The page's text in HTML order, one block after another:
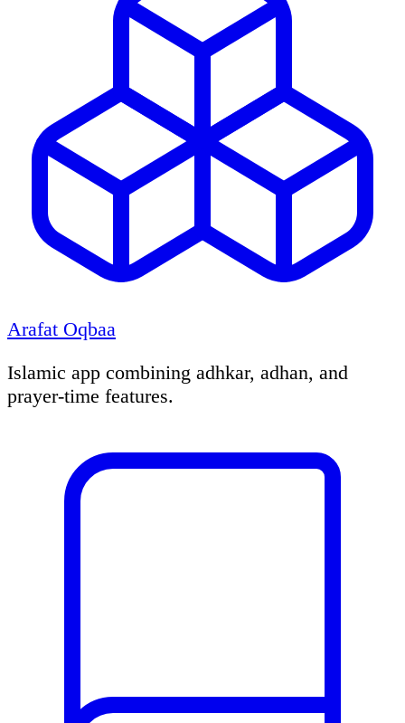
Arafat Oqbaa
Islamic app combining adhkar, adhan, and
prayer-time features.